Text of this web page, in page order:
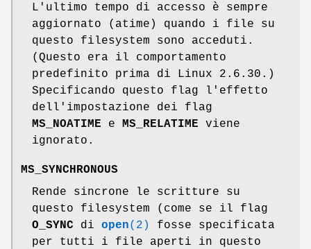
L'ultimo tempo di accesso è sempre
aggiornato (atime) quando i file su
questo filesystem sono acceduti.
(Questo era il comportamento
predefinito prima di Linux 2.6.30.)
Specificando questo flag l'effetto
dell'impostazione dei flag
MS_NOATIME e MS_RELATIME viene
ignorato.
MS_SYNCHRONOUS
Rende sincrone le scritture su
questo filesystem (come se il flag
O_SYNC di open(2)
fosse specificata
per tutti i file aperti in questo